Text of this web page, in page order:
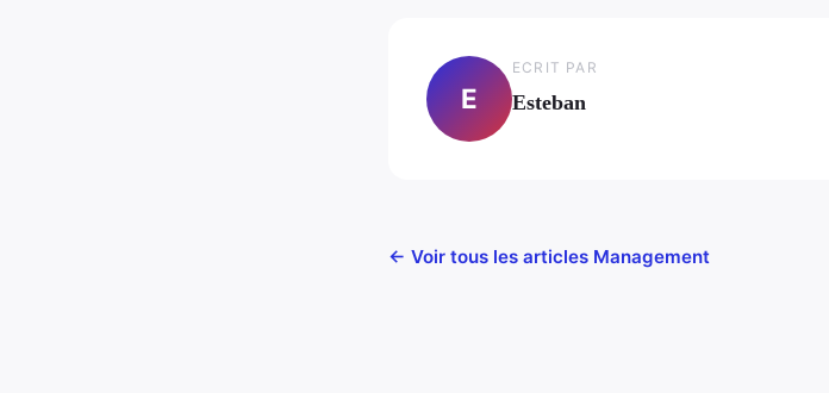
E
ECRIT PAR
Esteban
← Voir tous les articles Management